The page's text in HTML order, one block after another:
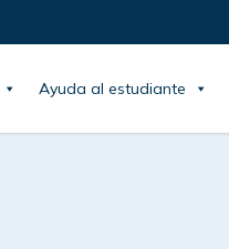
Ayuda al estudiante